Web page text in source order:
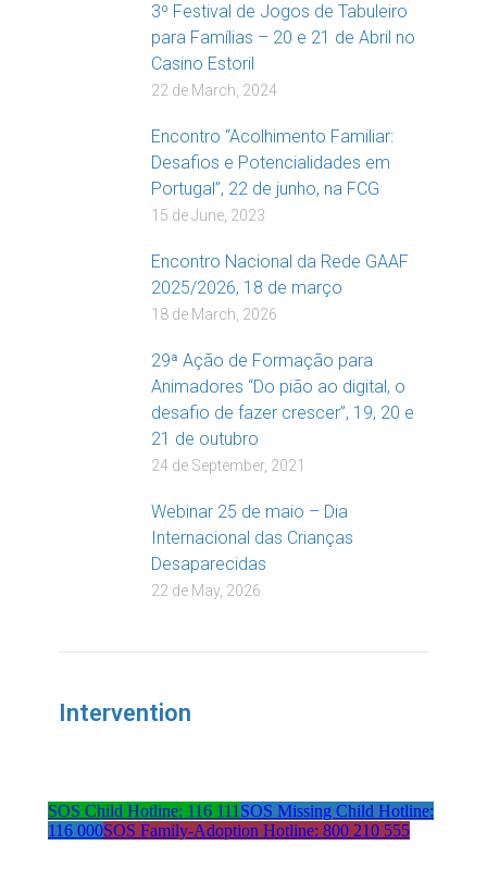
3º Festival de Jogos de Tabuleiro
para Famílias – 20 e 21 de Abril no
Casino Estoril
22 de March, 2024
Encontro “Acolhimento Familiar:
Desafios e Potencialidades em
Portugal”, 22 de junho, na FCG
15 de June, 2023
Encontro Nacional da Rede GAAF
2025/2026, 18 de março
18 de March, 2026
29ª Ação de Formação para
Animadores “Do pião ao digital, o
desafio de fazer crescer”, 19, 20 e
21 de outubro
24 de September, 2021
Webinar 25 de maio – Dia
Internacional das Crianças
Desaparecidas
22 de May, 2026
Intervention
SOS Child Hotline: 116 111SOS Missing Child Hotline:
116 000SOS Family-Adoption Hotline: 800 210 555